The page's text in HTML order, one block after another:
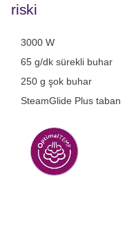
riski
3000 W
65 g/dk sürekli buhar
250 g şok buhar
SteamGlide Plus taban